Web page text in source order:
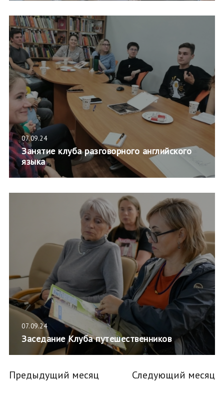
07.09.24
Занятие клуба разговорного английского
языка
07.09.24
Заседание Клуба путешественников
Предыдущий месяц Следующий месяц